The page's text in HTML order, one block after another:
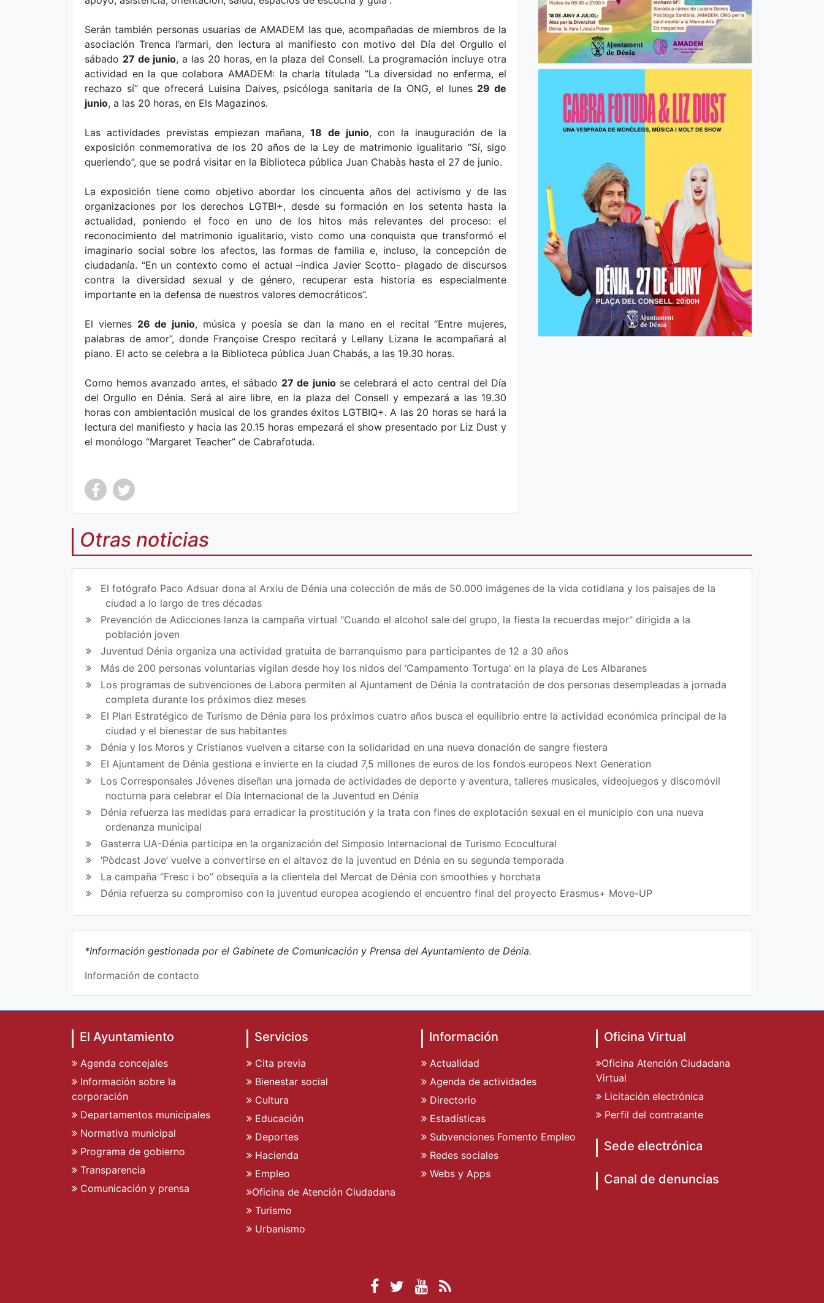
Serán también personas usuarias de AMADEM las que, acompañadas de miembros de la
asociación Trenca l’armari, den lectura al manifiesto con motivo del Día del Orgullo el
sábado 27 de junio, a las 20 horas, en la plaza del Consell. La programación incluye otra
actividad en la que colabora AMADEM: la charla titulada “La diversidad no enferma, el
rechazo sí” que ofrecerá Luisina Daives, psicóloga sanitaria de la ONG, el lunes 29 de
junio, a las 20 horas, en Els Magazinos.
Las actividades previstas empiezan mañana,18 de junio, con la inauguración de la
exposición conmemorativa de los 20 años de la Ley de matrimonio igualitario “Sí, sigo
queriendo”, que se podrá visitar en la Biblioteca pública Juan Chabàs hasta el 27 de junio.
La exposición tiene como objetivo abordar los cincuenta años del activismo y de las
organizaciones por los derechos LGTBI+, desde su formación en los setenta hasta la
actualidad, poniendo el foco en uno de los hitos más relevantes del proceso: el
reconocimiento del matrimonio igualitario, visto como una conquista que transformó el
imaginario social sobre los afectos, las formas de familia e, incluso, la concepción de
ciudadanía. “En un contexto como el actual –indica Javier Scotto- plagado de discursos
contra la diversidad sexual y de género, recuperar esta historia es especialmente
importante en la defensa de nuestros valores democráticos”.
El viernes 26 de junio, música y poesía se dan la mano en el recital “Entre mujeres,
palabras de amor”, donde Françoise Crespo recitará y Lellany Lizana le acompañará al
piano. El acto se celebra a la Biblioteca pública Juan Chabás, a las 19.30 horas.
Como hemos avanzado antes, el sábado 27 de juniose celebrará el acto central del Día
del Orgullo en Dénia. Será al aire libre, en la plaza del Consell y empezará a las 19.30
horas con ambientación musical de los grandes éxitos LGTBIQ+. A las 20 horas se hará la
lectura del manifiesto y hacia las 20.15 horas empezará el show presentado por Liz Dust y
el monólogo “Margaret Teacher” de Cabrafotuda.
Co
art
ir
en
Fa
ce
bo
ok
Co
art
ir
en
Tw
itt
er
Otras noticias
El fotógrafo Paco Adsuar dona al Arxiu de Dénia una colección de más de 50.000 imágenes de la vida cotidiana y los paisajes de la
ciudad a lo largo de tres décadas
Prevención de Adicciones lanza la campaña virtual "Cuando el alcohol sale del grupo, la fiesta la recuerdas mejor" dirigida a la
población joven
Juventud Dénia organiza una actividad gratuita de barranquismo para participantes de 12 a 30 años
Más de 200 personas voluntarias vigilan desde hoy los nidos del ‘Campamento Tortuga’ en la playa de Les Albaranes
Los programas de subvenciones de Labora permiten al Ajuntament de Dénia la contratación de dos personas desempleadas a jornada
completa durante los próximos diez meses
El Plan Estratégico de Turismo de Dénia para los próximos cuatro años busca el equilibrio entre la actividad económica principal de la
ciudad y el bienestar de sus habitantes
Dénia y los Moros y Cristianos vuelven a citarse con la solidaridad en una nueva donación de sangre fiestera
El Ajuntament de Dénia gestiona e invierte en la ciudad 7,5 millones de euros de los fondos europeos Next Generation
Los Corresponsales Jóvenes diseñan una jornada de actividades de deporte y aventura, talleres musicales, videojuegos y discomóvil
nocturna para celebrar el Día Internacional de la Juventud en Dénia
Dénia refuerza las medidas para erradicar la prostitución y la trata con fines de explotación sexual en el municipio con una nueva
ordenanza municipal
Gasterra UA-Dénia participa en la organización del Simposio Internacional de Turismo Ecocultural
‘Pòdcast Jove’ vuelve a convertirse en el altavoz de la juventud en Dénia en su segunda temporada
La campaña “Fresc i bo” obsequia a la clientela del Mercat de Dénia con smoothies y horchata
Dénia refuerza su compromiso con la juventud europea acogiendo el encuentro final del proyecto Erasmus+ Move-UP
*Información gestionada por el Gabinete de Comunicación y Prensa del Ayuntamiento de Dénia.
Información de contacto
El Ayuntamiento
Agenda concejales
Información sobre la
corporación
Departamentos municipales
Normativa municipal
Programa de gobierno
Transparencia
Comunicación y prensa
Servicios
Cita previa
Bienestar social
Cultura
Educación
Deportes
Hacienda
Empleo
Oficina de Atención Ciudadana
Turismo
Urbanismo
Información
Actualidad
Agenda de actividades
Directorio
Estadísticas
Subvenciones Fomento Empleo
Redes sociales
Webs y Apps
Oficina Virtual
Oficina Atención Ciudadana
Virtual
Licitación electrónica
Perfil del contratante
Sede electrónica
Canal de denuncias
Facebook Ayuntamiento de Dénia
Twitter Ayuntamiento de Dénia
YouTube Ayuntamiento de Dénia